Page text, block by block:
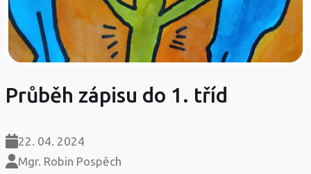
Průběh zápisu do 1. tříd
22. 04. 2024
Mgr. Robin Pospěch